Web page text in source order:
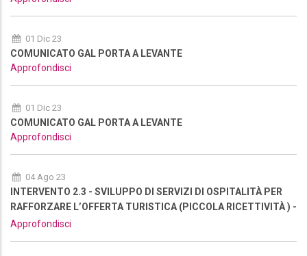
01 Dic 23
COMUNICATO GAL PORTA A LEVANTE
Approfondisci
01 Dic 23
COMUNICATO GAL PORTA A LEVANTE
Approfondisci
04 Ago 23
INTERVENTO 2.3 - SVILUPPO DI SERVIZI DI OSPITALITÀ PER
RAFFORZARE L’OFFERTA TURISTICA (PICCOLA RICETTIVITÀ ) -
NUOVA RIAPERTURA
Approfondisci